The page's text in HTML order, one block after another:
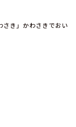
さき」かわさきでおい